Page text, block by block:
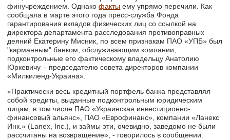
финучреждением. Однакофакты ему упрямо перечили. Как
сообщала в марте этого года пресс-служба Фонда
гарантирования вкладов физических лиц со ссылкой на
директора департамента расследования противоправных
деяний Екатерину Мисник, по всем признакам ПАО «УПБ» был
"карманным" банком, обслуживающим компании,
подконтрольные его фактическому владельцу Анатолию
Юркевичу – председателю совета директоров компании
«Милкиленд-Украина».
«Практически весь кредитный портфель банка представлял
собой кредиты, выданные подконтрольным юридическим
лицам, в том числе ПАО «Украинская инвестиционно-
финансовый альянс», ПАО «Еврофинанс», компании «Ланекс
Инк.» (Lanex, Inc.), и займы эти, очевидно, заведомо не были
рассчитаны на возвращение», - говорилось в сообщении.